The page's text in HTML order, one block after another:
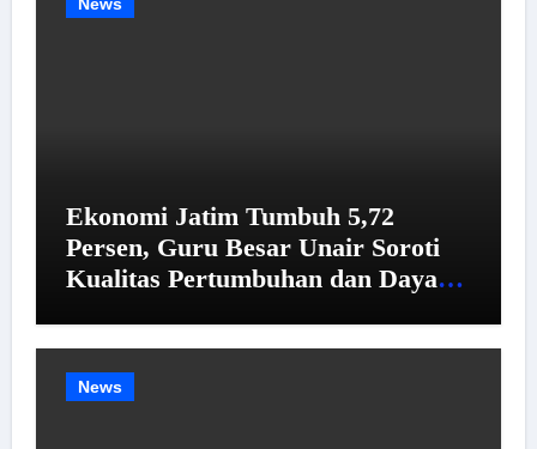
Ekonomi Jatim Tumbuh 5,72
Persen, Guru Besar Unair Soroti
Kualitas Pertumbuhan dan Daya
News